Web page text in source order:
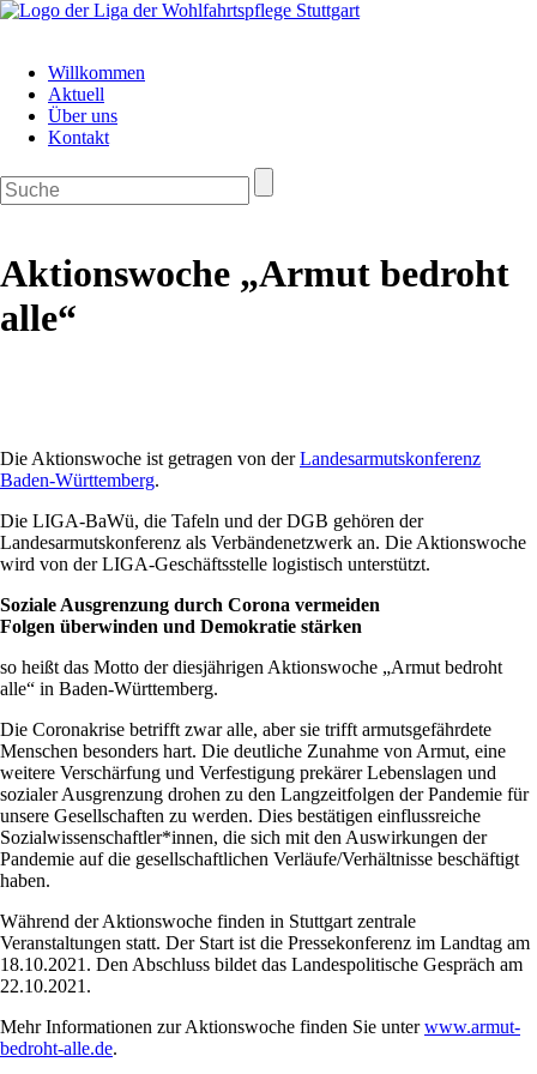
überspringenWillkommen
Aktuell
Über uns
Kontakt
Aktionswoche „Armut bedroht
alle“
Die Aktionswoche ist getragen von derLandesarmutskonferenz
Baden-Württemberg.
Die LIGA-BaWü, die Tafeln und der DGB gehören der
Landesarmutskonferenz als Verbändenetzwerk an. Die Aktionswoche
wird von der LIGA-Geschäftsstelle logistisch unterstützt.
Soziale Ausgrenzung durch Corona vermeiden
Folgen überwinden und Demokratie stärken
so heißt das Motto der diesjährigen Aktionswoche „Armut bedroht
alle“ in Baden-Württemberg.
Die Coronakrise betrifft zwar alle, aber sie trifft armutsgefährdete
Menschen besonders hart. Die deutliche Zunahme von Armut, eine
weitere Verschärfung und Verfestigung prekärer Lebenslagen und
sozialer Ausgrenzung drohen zu den Langzeitfolgen der Pandemie für
unsere Gesellschaften zu werden. Dies bestätigen einflussreiche
Sozialwissenschaftler*innen, die sich mit den Auswirkungen der
Pandemie auf die gesellschaftlichen Verläufe/Verhältnisse beschäftigt
haben.
Während der Aktionswoche finden in Stuttgart zentrale
Veranstaltungen statt. Der Start ist die Pressekonferenz im Landtag am
18.10.2021. Den Abschluss bildet das Landespolitische Gespräch am
22.10.2021.
Mehr Informationen zur Aktionswoche finden Sie unterwww.armut-
bedroht-alle.de.